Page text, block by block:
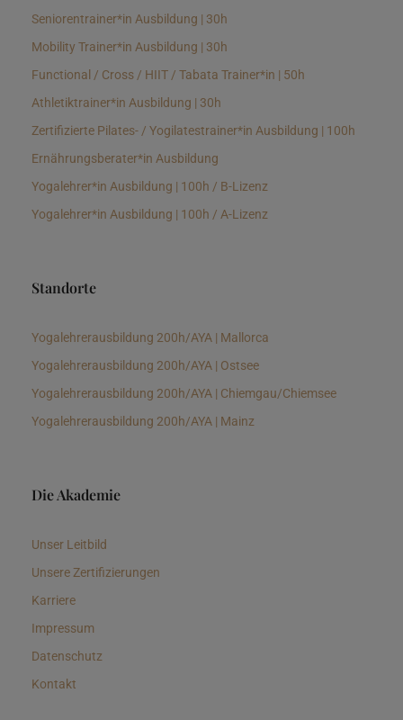
Seniorentrainer*in Ausbildung | 30h
Mobility Trainer*in Ausbildung | 30h
Functional / Cross / HIIT / Tabata Trainer*in | 50h
Athletiktrainer*in Ausbildung | 30h
Zertifizierte Pilates- / Yogilatestrainer*in Ausbildung | 100h
Ernährungsberater*in Ausbildung
Yogalehrer*in Ausbildung | 100h / B-Lizenz
Yogalehrer*in Ausbildung | 100h / A-Lizenz
Standorte
Yogalehrerausbildung 200h/AYA | Mallorca
Yogalehrerausbildung 200h/AYA | Ostsee
Yogalehrerausbildung 200h/AYA | Chiemgau/Chiemsee
Yogalehrerausbildung 200h/AYA | Mainz
Die Akademie
Unser Leitbild
Unsere Zertifizierungen
Karriere
Impressum
Datenschutz
Kontakt